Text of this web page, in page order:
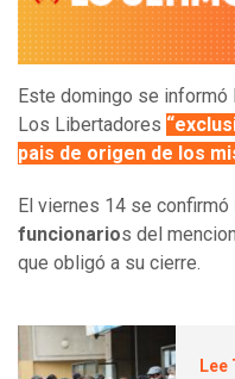
Este domingo se
Los Libertadores
pais de origen de los
El viernes 14 se confirmó
funcionarios del
que obligó a su cierre.
Lee